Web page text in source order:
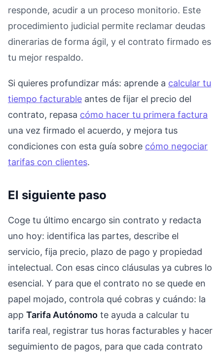
responde, acudir a un proceso monitorio. Este
procedimiento judicial permite reclamar deudas
dinerarias de forma ágil, y el contrato firmado es
tu mejor respaldo.
Si quieres profundizar más: aprende a calcular tu
tiempo facturable antes de fijar el precio del
contrato, repasa cómo hacer tu primera factura
una vez firmado el acuerdo, y mejora tus
condiciones con esta guía sobre cómo negociar
tarifas con clientes.
El siguiente paso
Coge tu último encargo sin contrato y redacta
uno hoy: identifica las partes, describe el
servicio, fija precio, plazo de pago y propiedad
intelectual. Con esas cinco cláusulas ya cubres lo
esencial. Y para que el contrato no se quede en
papel mojado, controla qué cobras y cuándo: la
app Tarifa Autónomo te ayuda a calcular tu
tarifa real, registrar tus horas facturables y hacer
seguimiento de pagos, para que cada contrato